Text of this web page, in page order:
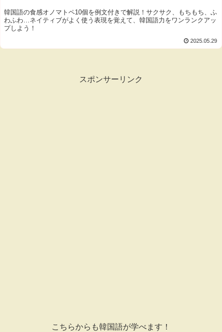
韓国語の食感オノマトペ10個を例文付きで解説！サクサク、もちもち、ふ
わふわ…ネイティブがよく使う表現を覚えて、韓国語力をワンランクアッ
プしよう！
2025.05.29
スポンサーリンク
こちらからも韓国語が学べます！